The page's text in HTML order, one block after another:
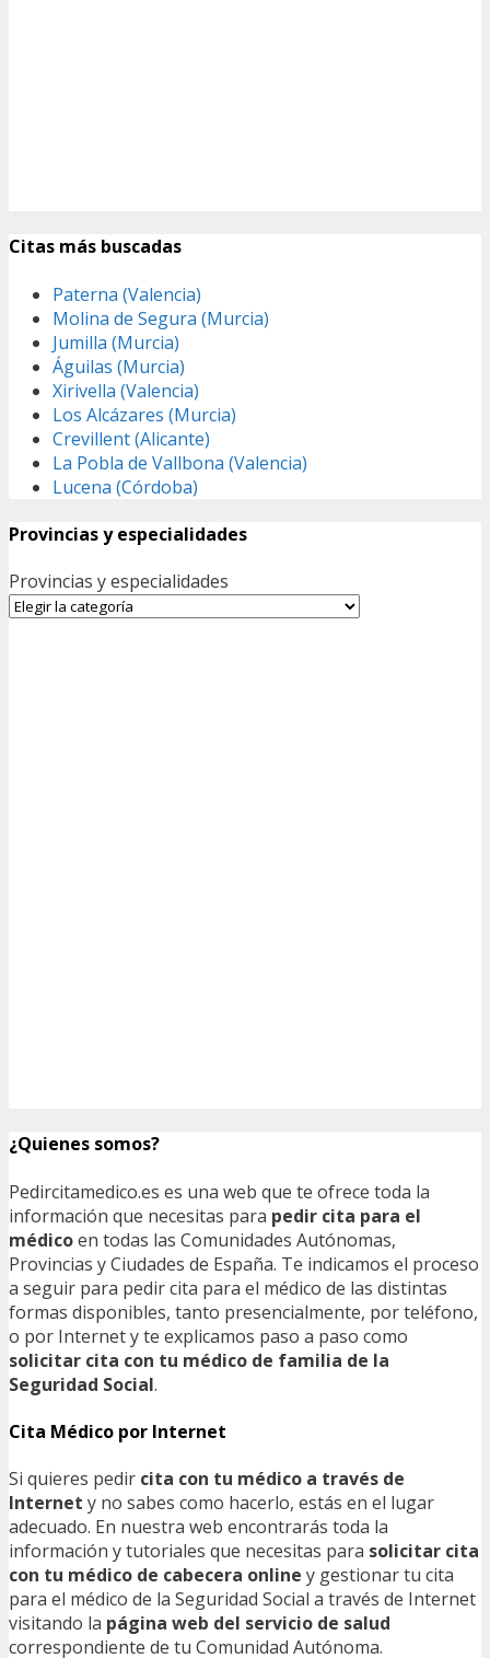
Citas más buscadas
Paterna (Valencia)
Molina de Segura (Murcia)
Jumilla (Murcia)
Águilas (Murcia)
Xirivella (Valencia)
Los Alcázares (Murcia)
Crevillent (Alicante)
La Pobla de Vallbona (Valencia)
Lucena (Córdoba)
Provincias y especialidades
Provincias y especialidades
¿Quienes somos?
Pedircitamedico.es es una web que te ofrece toda la
información que necesitas para pedir cita para el
médicoen todas las Comunidades Autónomas,
Provincias y Ciudades de España. Te indicamos el proceso
a seguir para pedir cita para el médico de las distintas
formas disponibles, tanto presencialmente, por teléfono,
o por Internet y te explicamos paso a paso como
solicitar cita con tu médico de familia de la
Seguridad Social.
Cita Médico por Internet
Si quieres pedir cita con tu médico a través de
Internet y no sabes como hacerlo, estás en el lugar
adecuado. En nuestra web encontrarás toda la
información y tutoriales que necesitas para solicitar cita
con tu médico de cabecera online y gestionar tu cita
para el médico de la Seguridad Social a través de Internet
visitando la página web del servicio de salud
correspondiente de tu Comunidad Autónoma.